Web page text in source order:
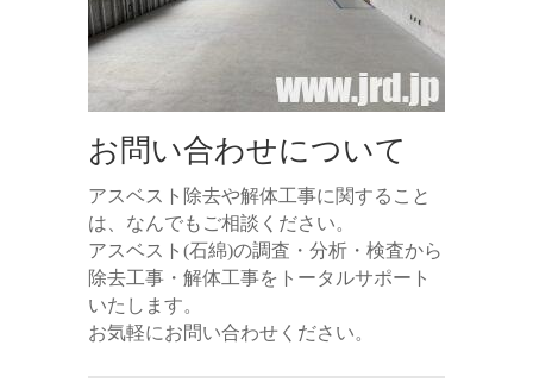
お問い合わせについて
アスベスト除去や解体工事に関すること
は、なんでもご相談ください。
アスベスト(石綿)の調査・分析・検査から
除去工事・解体工事をトータルサポート
いたします。
お気軽にお問い合わせください。